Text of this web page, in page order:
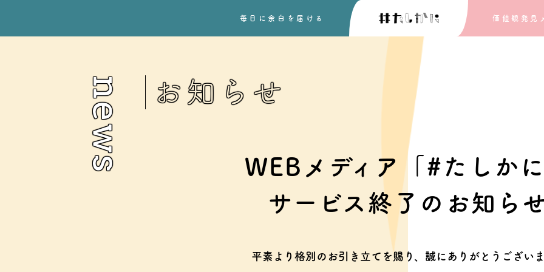
毎日に余白を 届ける 価値観発見
news お知らせ
WEBメディア「#たしかに
サービス終了のお知ら
平素より格別のお引き立てを賜り、 誠にありがとうございま